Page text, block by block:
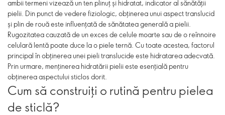
ambii termeni vizează un ten plinuț și hidratat, indicator al sănătății
pielii. Din punct de vedere fiziologic, obținerea unui aspect translucid
și plin de rouă este influențată de sănătatea generală a pielii.
Rugozitatea cauzată de un exces de celule moarte sau de o reînnoire
celulară lentă poate duce la o piele ternă. Cu toate acestea, factorul
principal în obținerea unei pieli translucide este hidratarea adecvată.
Prin urmare, menținerea hidratării pielii este esențială pentru
obținerea aspectului sticlos dorit.
Cum să construiți o rutină pentru pielea
de sticlă?